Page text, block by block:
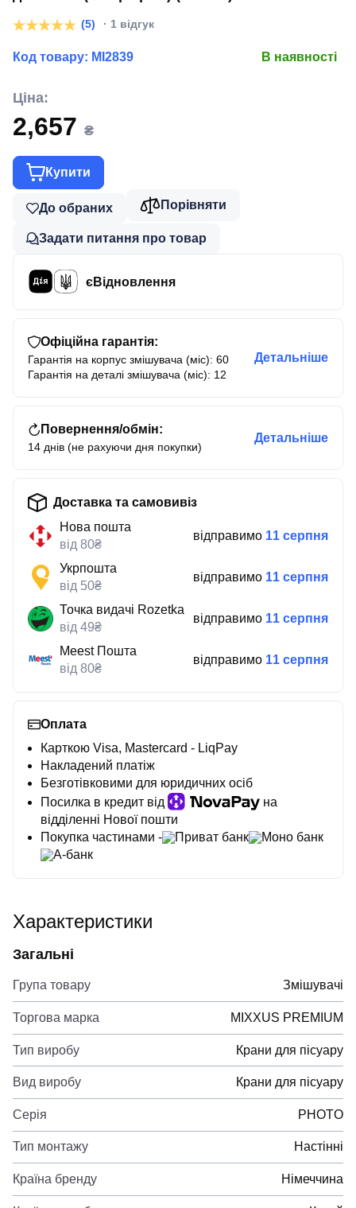
(5) · 1 відгук
Код товару: MI2839 В наявності
Ціна:
2,657 ₴
Купити
До обраних Порівняти
Задати питання про товар
єВідновлення
Офіційна гарантія:
Гарантія на корпус змішувача (міс): 60
Гарантія на деталі змішувача (міс): 12
Детальніше
Повернення/обмін:
14 днів (не рахуючи дня покупки)
Детальніше
Доставка та самовивіз
Нова пошта
від 80₴
відправимо 11 серпня
Укрпошта
від 50₴
відправимо 11 серпня
Точка видачі Rozetka
від 49₴
відправимо 11 серпня
Meest Пошта
від 80₴
відправимо 11 серпня
Оплата
Карткою Visa, Mastercard - LiqPay
Накладений платіж
Безготівковими для юридичних осіб
Посилка в кредит від
на
відділенні Нової пошти
Покупка частинами -
Приват банк
Моно банк
А-банк
Характеристики
Загальні
Група товару Змішувачі
Торгова марка MIXXUS PREMIUM
Тип виробу Крани для пісуару
Вид виробу Крани для пісуару
Серія PHOTO
Тип монтажу Настінні
Країна бренду Німеччина